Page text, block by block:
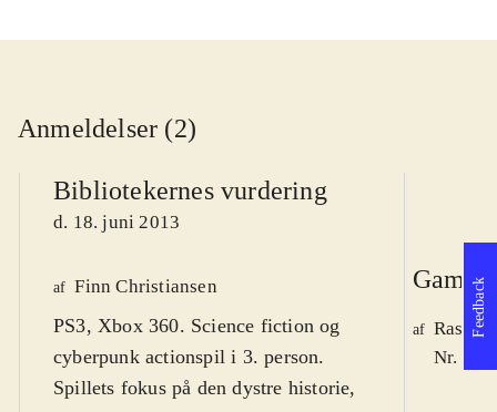
Anmeldelser (2)
Bibliotekernes vurdering
d. 18. juni 2013
af Finn Christiansen
PS3, Xbox 360. Science fiction og
cyberpunk actionspil i 3. person.
Spillets fokus på den dystre historie,
Game
af
Nr.
Feedback